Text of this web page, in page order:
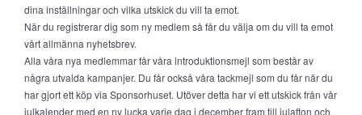
dina inställningar och vilka utskick du vill ta emot.
När du registrerar dig som ny medlem så får du välja om du vill ta emot
vårt allmänna nyhetsbrev.
Alla våra nya medlemmar får våra introduktionsmejl som består av
några utvalda kampanjer. Du får också våra tackmejl som du får när du
har gjort ett köp via Sponsorhuset. Utöver detta har vi ett utskick från vår
julkalender med en ny lucka varje dag i december fram till julafton och